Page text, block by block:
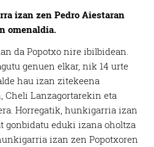
izan zen Pedro Aiestaran
omenaldia.
da Popotxo nire ibilbidean.
genuen elkar, nik 14 urte
hau izan zitekeena
Lanzagortarekin eta
Horregatik, hunkigarria izan
gonbidatu eduki izana oholtza
izan zen Popotxoren